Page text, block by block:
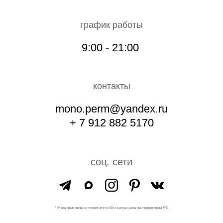
график работы
9:00 - 21:00
контакты
mono.perm@yandex.ru
+ 7 912 882 5170
соц. сети
* Meta признана экстремистской и запрещена на территории РФ